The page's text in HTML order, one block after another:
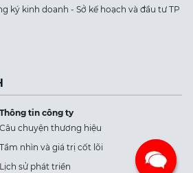
ký kinh doanh - Sở kế hoạch và đầu tư TP
Thông tin công ty
Câu chuyện thương hiệu
Tầm nhìn và giá trị cốt lõi
Lịch sử phát triển